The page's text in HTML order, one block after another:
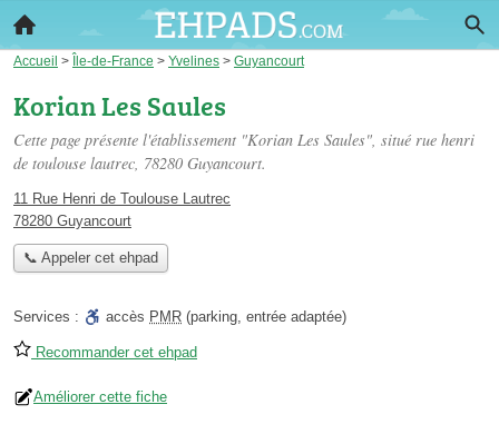
Accueil > Île-de-France > Yvelines > Guyancourt
Korian Les Saules
Cette page présente l'établissement "Korian Les Saules", situé rue henri
de toulouse lautrec, 78280 Guyancourt.
11 Rue Henri de Toulouse Lautrec
78280 Guyancourt
📞 Appeler cet ehpad
Services : accès PMR (parking, entrée adaptée)
Recommander cet ehpad
Améliorer cette fiche